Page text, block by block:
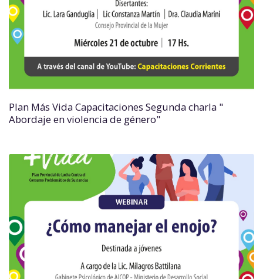
Plan Más Vida Capacitaciones Segunda charla "
Abordaje en violencia de género"